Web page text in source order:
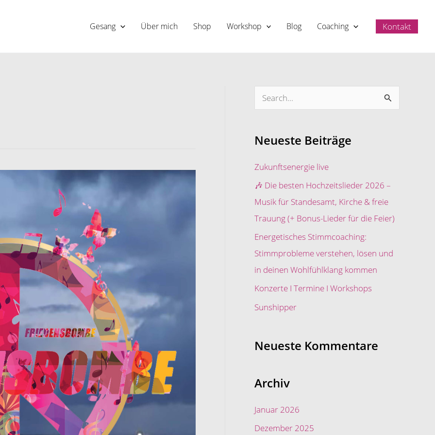
Gesang Über mich Shop Workshop Blog Coaching Kontakt
e
n
n
a
c
h
:
Neueste Beiträge
Zukunftsenergie live
🎶 Die besten Hochzeitslieder 2026 –
Musik für Standesamt, Kirche & freie
Trauung (+ Bonus-Lieder für die Feier)
Energetisches Stimmcoaching:
Stimmprobleme verstehen, lösen und
in deinen Wohlfühlklang kommen
Konzerte I Termine I Workshops
Sunshipper
Neueste Kommentare
Archiv
Januar 2026
Dezember 2025